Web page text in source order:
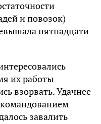
и повозок)
пятнадцати
их работы
взорвать. Удачнее
завалить